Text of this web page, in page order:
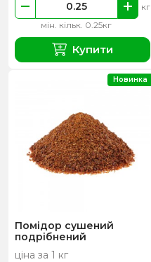
мін. кільк. 0.25кг
кг
Купити
Помідор сушений
подрібнений
ціна за 1 кг
Новинка